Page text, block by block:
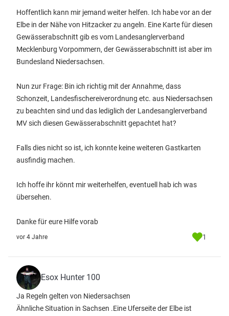
Hoffentlich kann mir jemand weiter helfen. Ich habe vor an der
Elbe in der Nähe von Hitzacker zu angeln. Eine Karte für diesen
Gewässerabschnitt gib es vom Landesanglerverband
Mecklenburg Vorpommern, der Gewässerabschnitt ist aber im
Bundesland Niedersachsen.
Nun zur Frage: Bin ich richtig mit der Annahme, dass
Schonzeit, Landesfischereiverordnung etc. aus Niedersachsen
zu beachten sind und das lediglich der Landesanglerverband
MV sich diesen Gewässerabschnitt gepachtet hat?
Falls dies nicht so ist, ich konnte keine weiteren Gastkarten
ausfindig machen.
Ich hoffe ihr könnt mir weiterhelfen, eventuell hab ich was
übersehen.
Danke für eure Hilfe vorab
vor 4 Jahre 1
Esox Hunter 100
Ja Regeln gelten von Niedersachsen
Ähnliche Situation in Sachsen .Eine Uferseite der Elbe ist